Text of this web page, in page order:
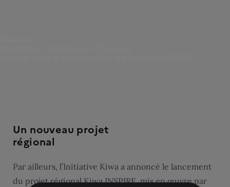
Un nouveau projet
régional
Par ailleurs, l’Initiative Kiwa a annoncé le lancement
du projet régional Kiwa INSPIRE, mis en œuvre par